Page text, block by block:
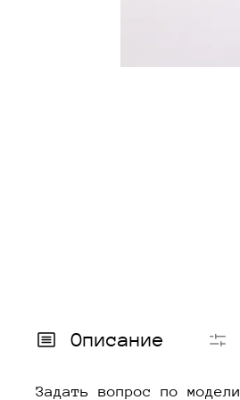
Описание
Задать вопрос по модели